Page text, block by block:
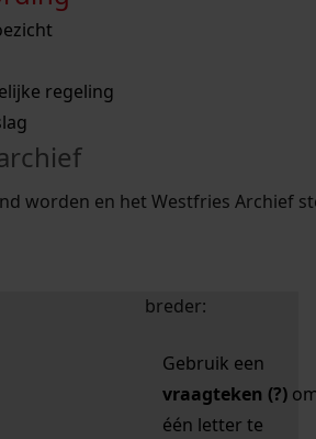
met een aantal zoektips.
met een aantal zoektips.
regeling
worden en het Westfries Archief
zoektips
uw zoekopdracht te
breder:
Gebruik een
vraagteken (?)
één letter te